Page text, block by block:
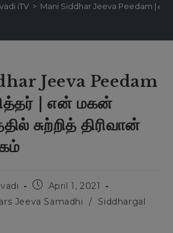
iTV > Mani Siddhar Jeeva Peedam | ஸ்ரீ
Jeeva Peedam
| என் மகன்
சுற்றித் திரிவான்
April 1, 2021
Jeeva Samadhi
/
Siddhargal